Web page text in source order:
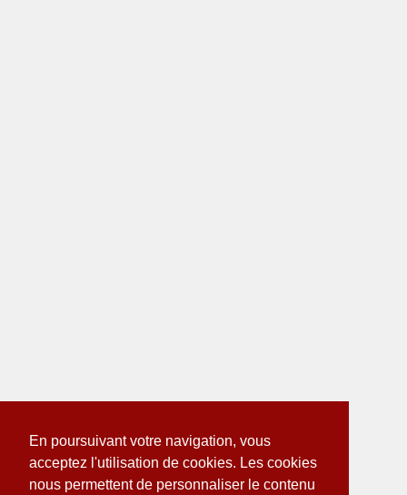
En poursuivant votre navigation, vous
acceptez l'utilisation de cookies. Les cookies
nous permettent de personnaliser le contenu